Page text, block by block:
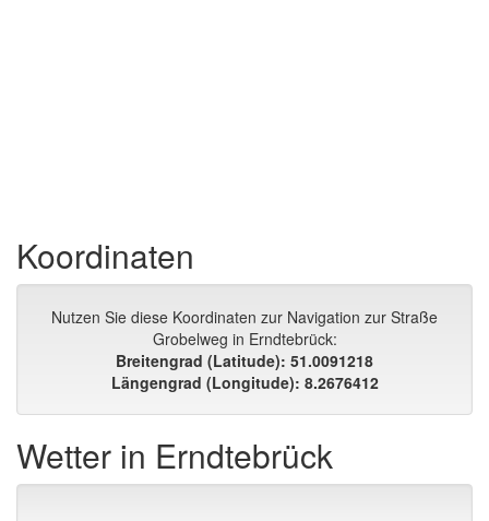
Koordinaten
Nutzen Sie diese Koordinaten zur Navigation zur Straße
Grobelweg in Erndtebrück:
Breitengrad (Latitude): 51.0091218
Längengrad (Longitude): 8.2676412
Wetter in Erndtebrück